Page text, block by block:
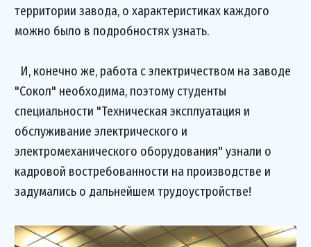
территории завода, о характеристиках каждого
можно было в подробностях узнать.
И, конечно же, работа с электричеством на заводе
"Сокол" необходима, поэтому студенты
специальности "Техническая эксплуатация и
обслуживание электрического и
электромеханического оборудования" узнали о
кадровой востребованности на производстве и
задумались о дальнейшем трудоустройстве!